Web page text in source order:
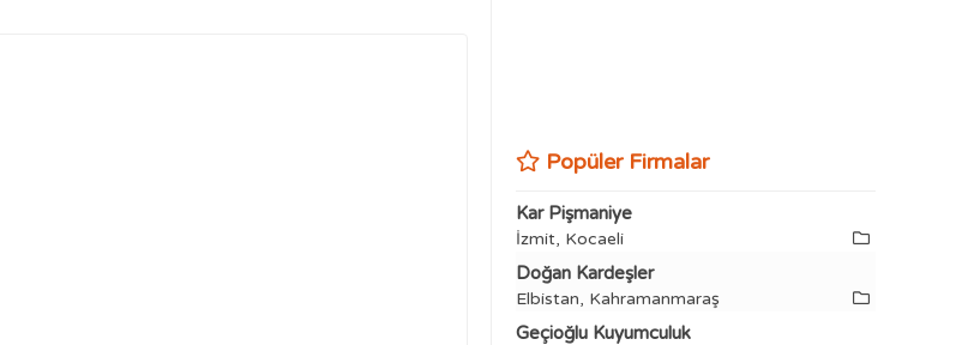
Popüler Firmalar
Kar Pişmaniye
İzmit, Kocaeli
Doğan Kardeşler
Elbistan, Kahramanmaraş
Geçioğlu Kuyumculuk